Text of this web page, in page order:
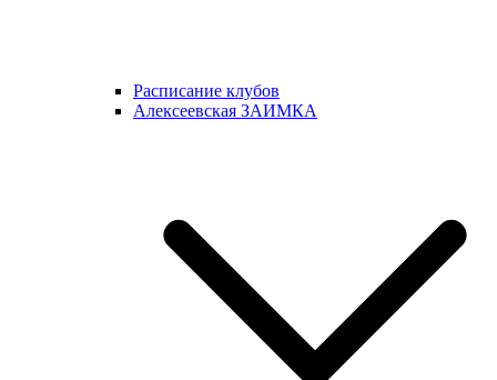
Расписание клубов
Алексеевская ЗАИМКА